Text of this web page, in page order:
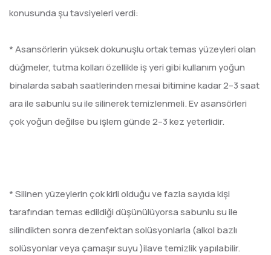
konusunda şu tavsiyeleri verdi:
* Asansörlerin yüksek dokunuşlu ortak temas yüzeyleri olan
düğmeler, tutma kolları özellikle iş yeri gibi kullanım yoğun
binalarda sabah saatlerinden mesai bitimine kadar 2–3 saat
ara ile sabunlu su ile silinerek temizlenmeli. Ev asansörleri
çok yoğun değilse bu işlem günde 2–3 kez yeterlidir.
* Silinen yüzeylerin çok kirli olduğu ve fazla sayıda kişi
tarafından temas edildiği düşünülüyorsa sabunlu su ile
silindikten sonra dezenfektan solüsyonlarla (alkol bazlı
solüsyonlar veya çamaşır suyu )ilave temizlik yapılabilir.